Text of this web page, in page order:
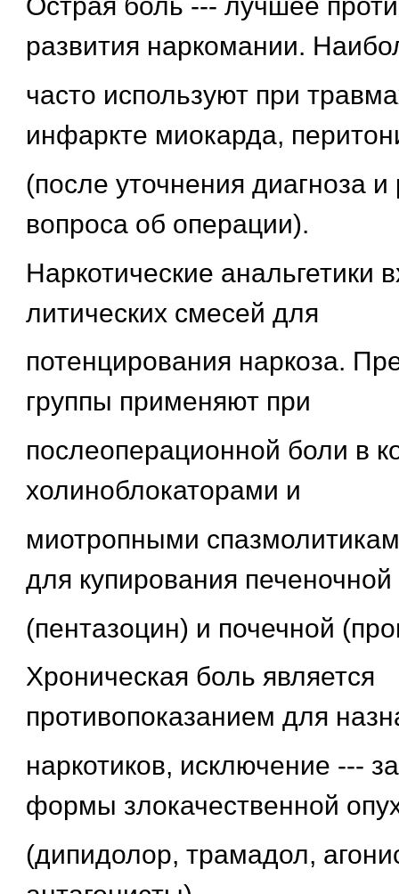
Острая боль --- лучшее
развития наркомании.
часто используют при
инфаркте миокарда,
(после уточнения диагноза
вопроса об операции).
Наркотические анальгетики
литических смесей для
потенцирования наркоза.
группы применяют при
послеоперационной боли в
холиноблокаторами и
миотропными
для купирования печеночной
(пентазоцин) и почечной
Хроническая боль является
противопоказанием для
наркотиков, исключение ---
формы злокачественной
(дипидолор, трамадол,